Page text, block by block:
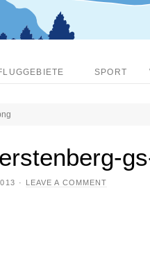
SPORT
· LEAVE A COMMENT